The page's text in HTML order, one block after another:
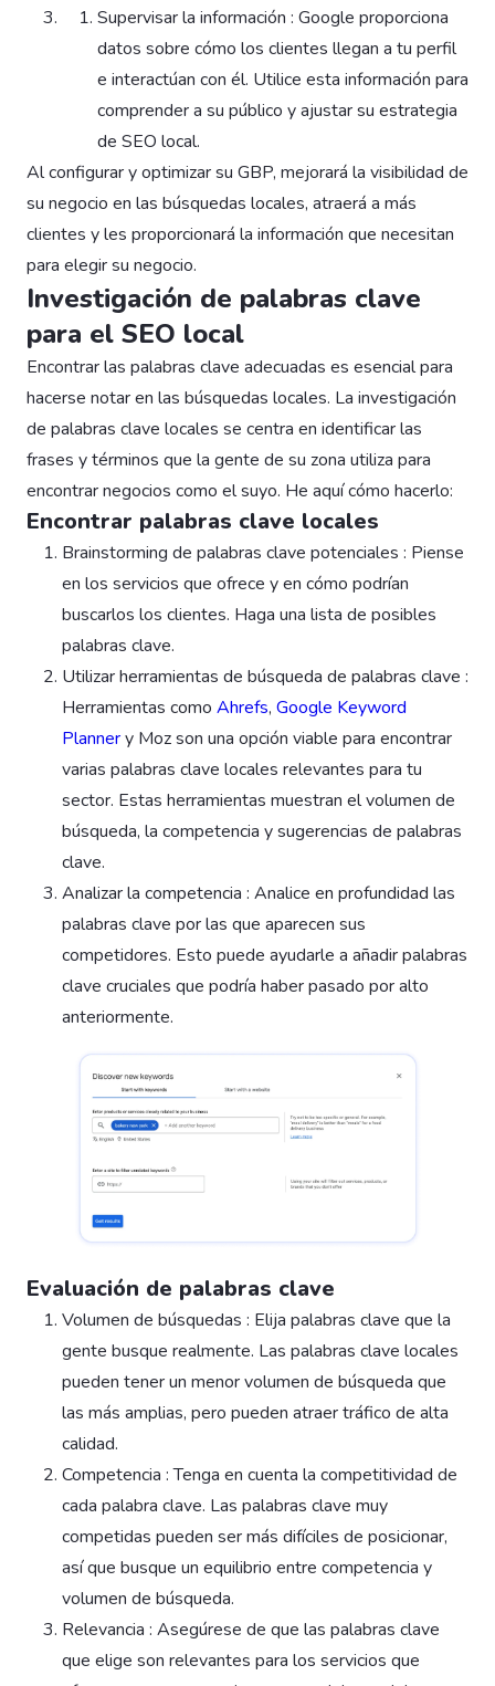
Supervisar la información : Google proporciona
datos sobre cómo los clientes llegan a tu perfil
e interactúan con él. Utilice esta información para
comprender a su público y ajustar su estrategia
de SEO local.
Al configurar y optimizar su GBP, mejorará la visibilidad de
su negocio en las búsquedas locales, atraerá a más
clientes y les proporcionará la información que necesitan
para elegir su negocio.
Investigación de palabras clave
para el SEO local
Encontrar las palabras clave adecuadas es esencial para
hacerse notar en las búsquedas locales. La investigación
de palabras clave locales se centra en identificar las
frases y términos que la gente de su zona utiliza para
encontrar negocios como el suyo. He aquí cómo hacerlo:
Encontrar palabras clave locales
Brainstorming de palabras clave potenciales : Piense
en los servicios que ofrece y en cómo podrían
buscarlos los clientes. Haga una lista de posibles
palabras clave.
Utilizar herramientas de búsqueda de palabras clave :
Herramientas como Ahrefs, Google Keyword
Plannery Moz son una opción viable para encontrar
varias palabras clave locales relevantes para tu
sector. Estas herramientas muestran el volumen de
búsqueda, la competencia y sugerencias de palabras
clave.
Analizar la competencia : Analice en profundidad las
palabras clave por las que aparecen sus
competidores. Esto puede ayudarle a añadir palabras
clave cruciales que podría haber pasado por alto
anteriormente.
Evaluación de palabras clave
Volumen de búsquedas : Elija palabras clave que la
gente busque realmente. Las palabras clave locales
pueden tener un menor volumen de búsqueda que
las más amplias, pero pueden atraer tráfico de alta
calidad.
Competencia : Tenga en cuenta la competitividad de
cada palabra clave. Las palabras clave muy
competidas pueden ser más difíciles de posicionar,
así que busque un equilibrio entre competencia y
volumen de búsqueda.
Relevancia : Asegúrese de que las palabras clave
que elige son relevantes para los servicios que